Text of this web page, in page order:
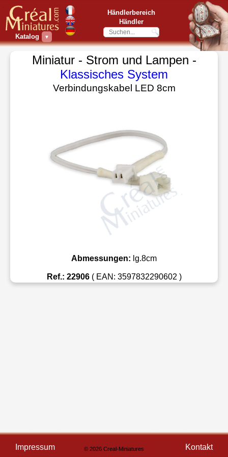
Katalog ▼
Händlerbereich
Händler
Miniatur - Strom und Lampen -
Klassisches System
Verbindungskabel LED 8cm
Abmessungen: lg.8cm
Ref.: 22906( EAN: 3597832290602 )
Impressum © 2026 Creal-Miniatures Kontakt